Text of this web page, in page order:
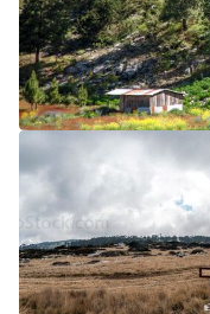
5/5